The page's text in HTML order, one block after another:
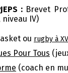
: Brevet
IV)
ou rugby à XV
Pour Tous
(coach en